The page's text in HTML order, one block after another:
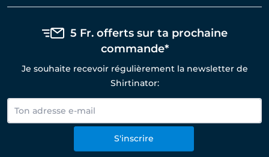
5 Fr. offerts sur ta prochaine
commande*
Je souhaite recevoir régulièrement la newsletter de
Shirtinator:
S'inscrire